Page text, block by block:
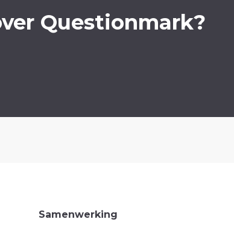
Questionmark?
Samenwerking